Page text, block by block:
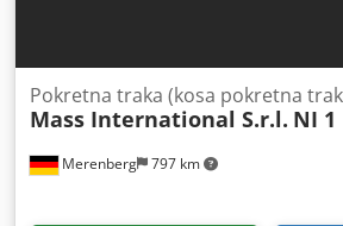
Merenberg 797 km
Pokretna traka (kosa pokretna
Mass International S.r.l. NI 1